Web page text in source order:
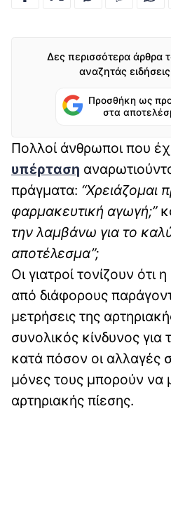
Δες περισσότερα άρθρα
αναζητάς
Προσθήκη ως
στα
Πολλοί άνθρωποι που
υπέρταση
πράγματα: “Χρειάζομαι
φαρμακευτική αγωγή;”
την λαμβάνω για το
αποτέλεσμα”;
Οι γιατροί τονίζουν ότι
από διάφορους
μετρήσεις της
συνολικός κίνδυνος για
κατά πόσον οι αλλαγές
μόνες τους μπορούν να
αρτηριακής πίεσης.